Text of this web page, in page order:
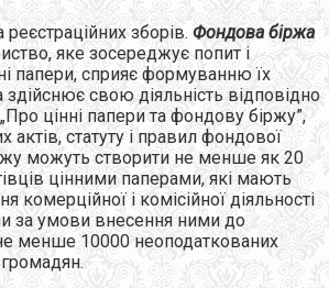
зборів. Фондова біржа
яке зосереджує попит і
папери, сприяє формуванню їх
здійснює свою діяльність відповідно
цінні папери та фондову біржу”,
актів, статуту і правил фондової
можуть створити не менше як 20
цінними паперами, які мають
комерційної і комісійної діяльності
за умови внесення ними до
менше 10000 неоподаткованих